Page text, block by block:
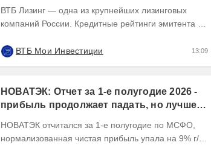
ВТБ Лизинг — одна из крупнейших лизинговых
компаний России. Кредитные рейтинги эмитента —
ВТБ Мои Инвестиции
13:09
НОВАТЭК: Отчет за 1-е полугодие 2026 -
прибыль продолжает падать, но лучшее
НОВАТЭК отчитался за 1-е полугодие по МСФО,
нормализованная чистая прибыль упала на 9% г/г